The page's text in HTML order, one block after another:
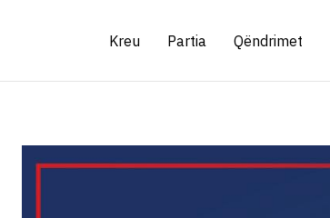
Kreu Partia Qëndrimet